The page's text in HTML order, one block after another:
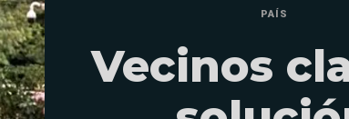
PAÍS
Vecinos